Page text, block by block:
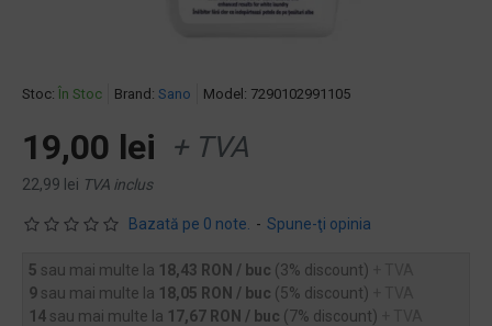
Stoc: În Stoc Brand: Sano Model: 7290102991105
Bazată pe 0 note. - Spune-ţi opinia
19,00 lei + TVA
22,99 lei TVA inclus
5 sau mai multe la 18,43 RON / buc (3% discount)
9 sau mai multe la 18,05 RON / buc (5% discount)
14 sau mai multe la 17,67 RON / buc (7% discount)